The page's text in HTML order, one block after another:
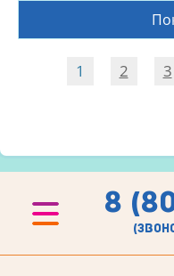
1 2 3
8